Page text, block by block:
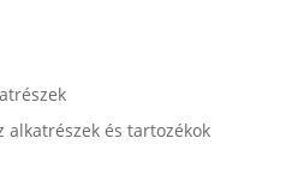
és tartozékok